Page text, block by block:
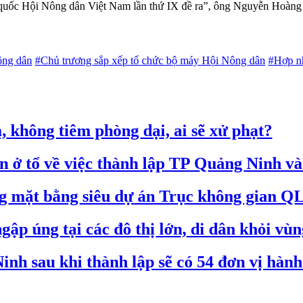
Hội Nông dân Việt Nam lần thứ IX đề ra”, ông Nguyễn
dân #Chủ trương sắp xếp tổ chức bộ máy Hội Nông dân #Hợp
không tiêm phòng dại, ai sẽ xử phạt?
ở tổ về việc thành lập TP Quảng Ninh
bằng siêu dự án Trục không gian
úng tại các đô thị lớn, di dân khỏi
sau khi thành lập sẽ có 54 đơn vị